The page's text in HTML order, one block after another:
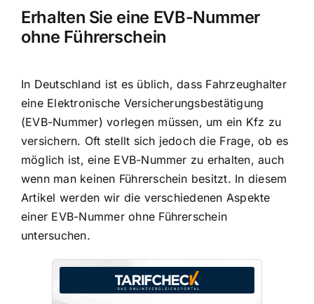
Erhalten Sie eine EVB-Nummer
ohne Führerschein
In Deutschland ist es üblich, dass Fahrzeughalter
eine Elektronische Versicherungsbestätigung
(EVB-Nummer) vorlegen müssen, um ein Kfz zu
versichern. Oft stellt sich jedoch die Frage, ob es
möglich ist, eine EVB-Nummer zu erhalten, auch
wenn man keinen Führerschein besitzt. In diesem
Artikel werden wir die verschiedenen Aspekte
einer EVB-Nummer ohne Führerschein
untersuchen.